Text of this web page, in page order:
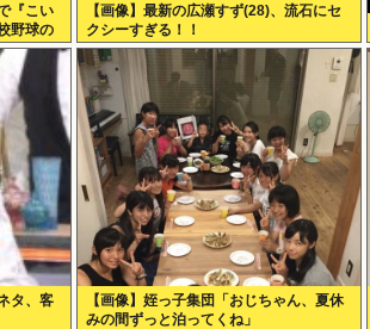
『こい
野球の
まらな
【画像】最新の広瀬すず(28)、流石にセ
クシーすぎる！！
タ、客
【画像】姪っ子集団「おじちゃん、夏休
みの間ずっと泊ってくね」